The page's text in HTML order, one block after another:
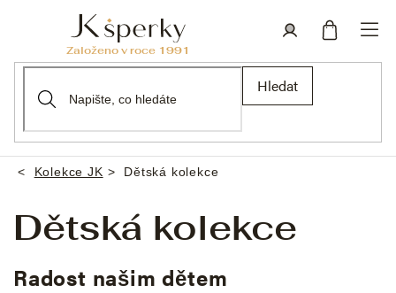
Hledat
Domů
Kolekce JK Dětská kolekce
Dětská kolekce
Radost našim dětem